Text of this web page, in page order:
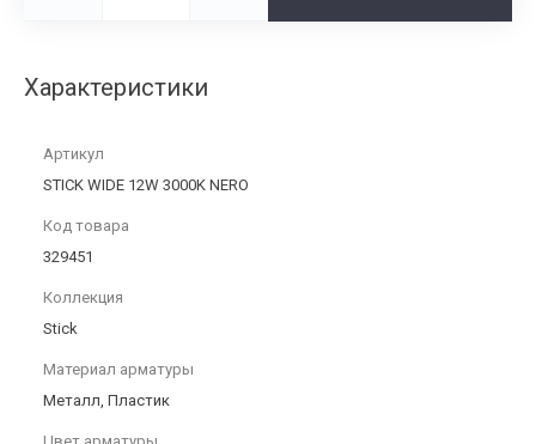
Характеристики
Артикул
STICK WIDE 12W 3000K NERO
Код товара
329451
Коллекция
Stick
Материал арматуры
Металл, Пластик